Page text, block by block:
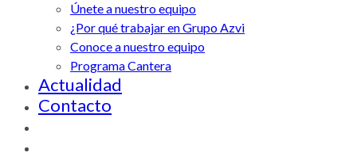
Únete a nuestro equipo
¿Por qué trabajar en Grupo Azvi
Conoce a nuestro equipo
Programa Cantera
Actualidad
Contacto